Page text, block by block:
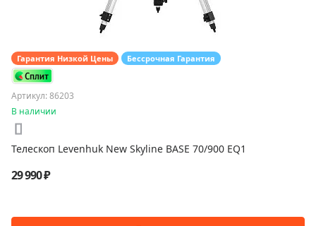
Гарантия Низкой Цены Бессрочная Гарантия
Артикул: 86203
В наличии
Телескоп Levenhuk New Skyline BASE 70/900 EQ1
29 990 ₽